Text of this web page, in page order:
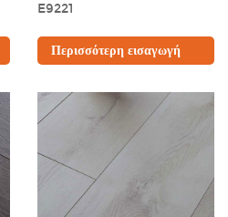
E9221
Περισσότερη εισαγωγή